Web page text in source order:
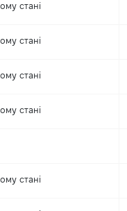
стані
стані
стані
стані
стані